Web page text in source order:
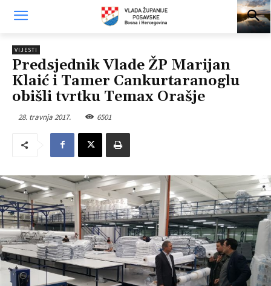
VIJESTI
Predsjednik Vlade ŽP Marijan
Klaić i Tamer Cankurtaranoglu
obišli tvrtku Temax Orašje
28. travnja 2017. 6501